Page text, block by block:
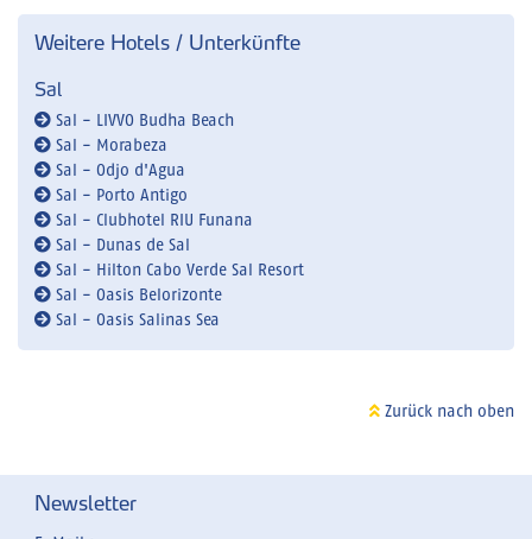
Weitere Hotels / Unterkünfte
Sal
Sal - LIVVO Budha Beach
Sal - Morabeza
Sal - Odjo d'Agua
Sal - Porto Antigo
Sal - Clubhotel RIU Funana
Sal - Dunas de Sal
Sal - Hilton Cabo Verde Sal Resort
Sal - Oasis Belorizonte
Sal - Oasis Salinas Sea
Zurück nach oben
Newsletter